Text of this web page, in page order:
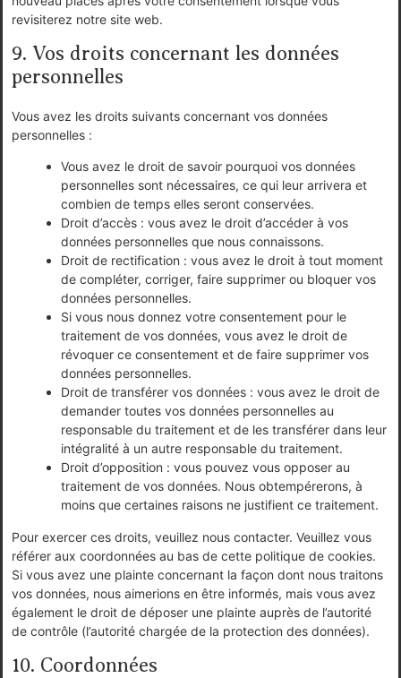
revisiterez notre site web.
9. Vos droits concernant les données
personnelles
Vous avez les droits suivants concernant vos données
personnelles :
Vous avez le droit de savoir pourquoi vos données
personnelles sont nécessaires, ce qui leur arrivera et
combien de temps elles seront conservées.
Droit d’accès : vous avez le droit d’accéder à vos
données personnelles que nous connaissons.
Droit de rectification : vous avez le droit à tout moment
de compléter, corriger, faire supprimer ou bloquer vos
données personnelles.
Si vous nous donnez votre consentement pour le
traitement de vos données, vous avez le droit de
révoquer ce consentement et de faire supprimer vos
données personnelles.
Droit de transférer vos données : vous avez le droit de
demander toutes vos données personnelles au
responsable du traitement et de les transférer dans leur
intégralité à un autre responsable du traitement.
Droit d’opposition : vous pouvez vous opposer au
traitement de vos données. Nous obtempérerons, à
moins que certaines raisons ne justifient ce traitement.
Pour exercer ces droits, veuillez nous contacter. Veuillez vous
référer aux coordonnées au bas de cette politique de cookies.
Si vous avez une plainte concernant la façon dont nous traitons
vos données, nous aimerions en être informés, mais vous avez
également le droit de déposer une plainte auprès de l’autorité
de contrôle (l’autorité chargée de la protection des données).
10. Coordonnées